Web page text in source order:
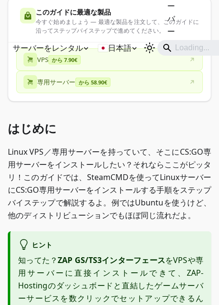
ー
バ
ー
サーバーをレンタル 日本語
このガイドに最適な製品
今すぐ始めましょう — 最適な製品を注文して、このガイドに
沿ってステップバイステップで進めてください。
VPS から 7.90€
専用サーバー から 58.90€
はじめに
Linux VPS／専用サーバーを持っていて、そこにCS:GO専
用サーバーをインストールしたい？それならここがピッタ
リ！このガイドでは、SteamCMDを使ってLinuxサーバー
にCS:GO専用サーバーをインストールする手順をステップ
バイステップで解説するよ。例ではUbuntuを使うけど、
他のディストリビューションでもほぼ同じ流れだよ。
ヒント
知ってた？ZAP GS/TS3インターフェースをVPSや専
用サーバーに直接インストールできて、ZAP-
Hostingのダッシュボードと直結したゲームサーバ
ーサービスを数クリックでセットアップできるん